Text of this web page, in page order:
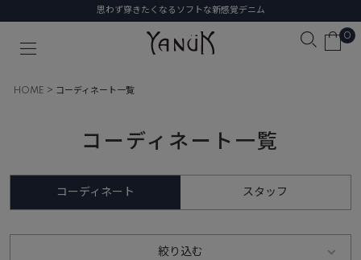
たくなるソフトな新感覚デニム
0
HOME コーディネート一覧
コーディネート一覧
コーディネート スタッフ
絞り込む